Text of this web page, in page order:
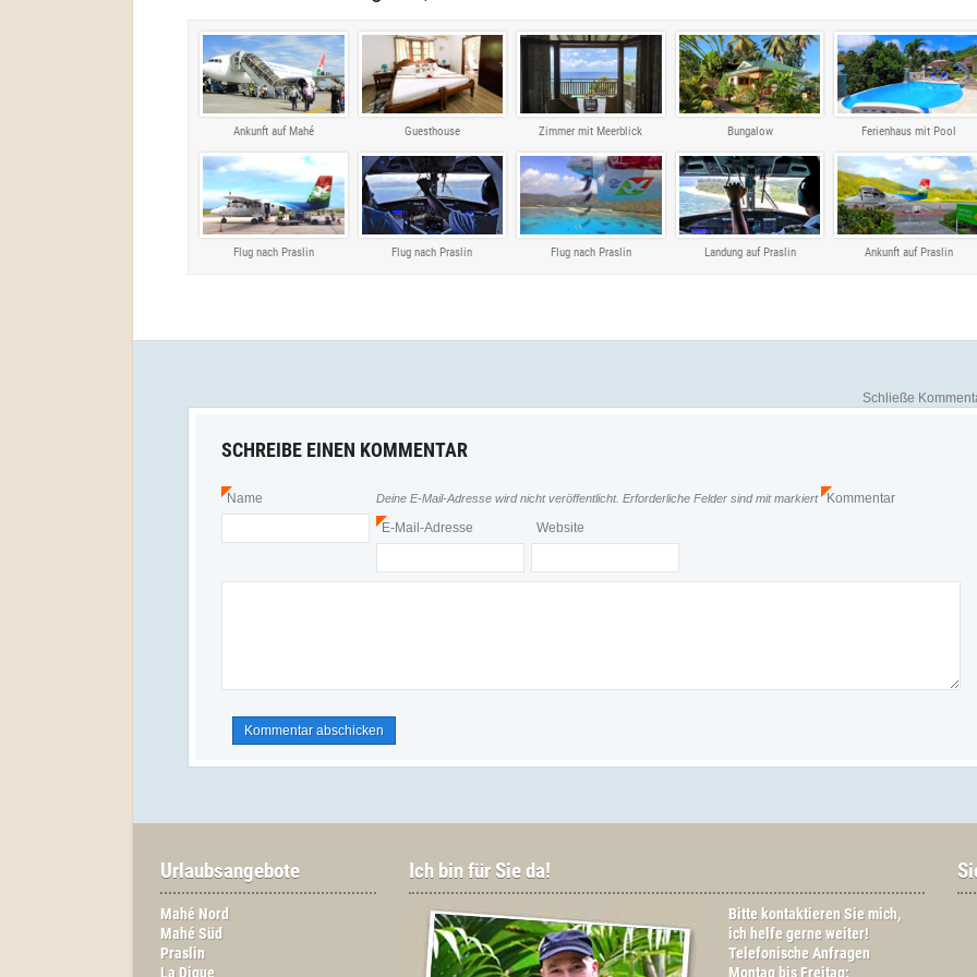
Ankunft auf Mahé Guesthouse Zimmer mit Meerblick Bungalow Ferienhaus mit Pool
Flug nach Praslin Flug nach Praslin Flug nach Praslin Landung auf Praslin Ankunft auf Praslin
Schließe
SCHREIBE EINEN KOMMENTAR
Deine E-Mail-Adresse wird nicht veröffentlicht. Erforderliche Felder sind mitmarkiert
Name
*
E-Mail-Adresse
*
Website
Kommentar
Urlaubsangebote
Mahé Nord
Mahé Süd
Praslin
La Digue
Ich bin für Sie da!
Bitte kontaktierenSie mich,
ich helfe gerne weiter!
Telefonische Anfragen
Montag bis Freitag: